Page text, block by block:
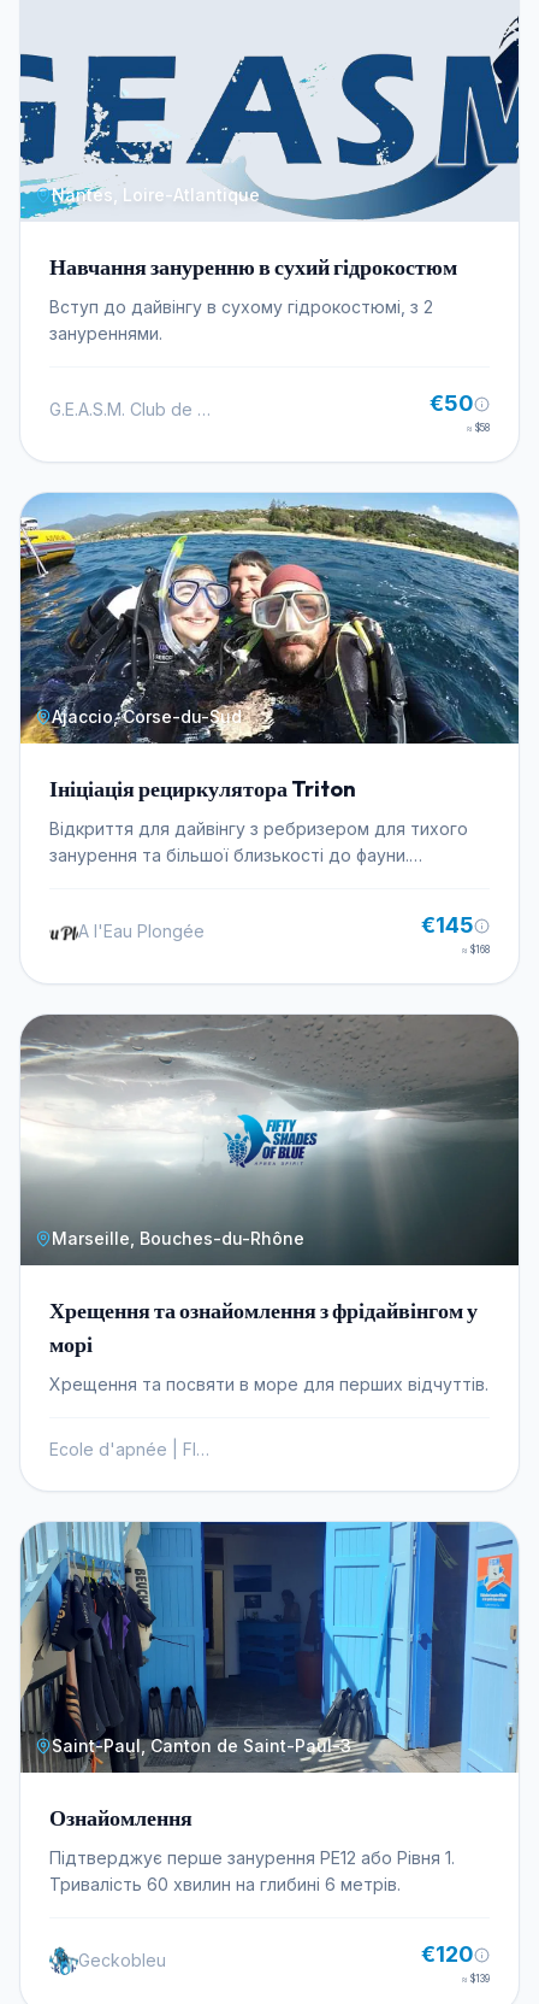
Nantes, Loire-Atlantique
Навчання зануренню в сухий гідрокостюм
Вступ до дайвінгу в сухому гідрокостюмі, з 2
зануреннями.
G.E.A.S.M. Club de Plongée à Nantes €50
≈ $58
Ajaccio, Corse-du-Sud
Ініціація рециркулятора Triton
Відкриття для дайвінгу з ребризером для тихого
занурення та більшої близькості до фауни.
A l'Eau Plongée €145
≈ $168
Marseille, Bouches-du-Rhône
Хрещення та ознайомлення з фрідайвінгом у
морі
Хрещення та посвяти в море для перших відчуттів.
Ecole d'apnée | FIFTY SHADES OF BLUE Marseille | Sorties et Cours d'apnée - AIDA - FFESSM
Saint-Paul, Canton de Saint-Paul-3
Ознайомлення
Підтверджує перше занурення PE12 або Рівня 1.
Тривалість 60 хвилин на глибині 6 метрів.
Geckobleu €120
≈ $139